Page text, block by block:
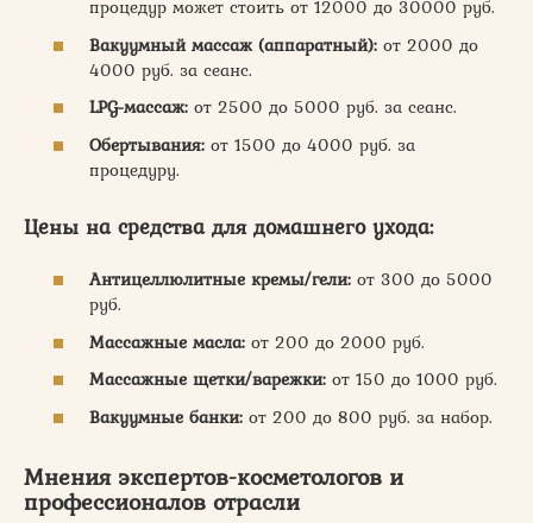
процедур может стоить от 12000 до 30000 руб.
Вакуумный массаж (аппаратный): от 2000 до
4000 руб. за сеанс.
LPG-массаж: от 2500 до 5000 руб. за сеанс.
Обертывания: от 1500 до 4000 руб. за
процедуру.
Цены на средства для домашнего ухода:
Антицеллюлитные кремы/гели: от 300 до 5000
руб.
Массажные масла: от 200 до 2000 руб.
Массажные щетки/варежки: от 150 до 1000 руб.
Вакуумные банки: от 200 до 800 руб. за набор.
Мнения экспертов-косметологов и
профессионалов отрасли